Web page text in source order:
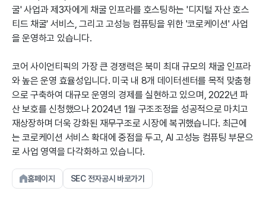
굴' 사업과 제3자에게 채굴 인프라를 호스팅하는 '디지털 자산 호스
티드 채굴' 서비스, 그리고 고성능 컴퓨팅을 위한 '코로케이션' 사업
을 운영하고 있습니다.
코어 사이언티픽의 가장 큰 경쟁력은 북미 최대 규모의 채굴 인프라
와 높은 운영 효율성입니다. 미국 내 8개 데이터센터를 목적 맞춤형
으로 구축하여 대규모 운영의 경제를 실현하고 있으며, 2022년 파
산 보호를 신청했으나 2024년 1월 구조조정을 성공적으로 마치고
재상장하며 더욱 강화된 재무구조로 시장에 복귀했습니다. 최근에
는 코로케이션 서비스 확대에 중점을 두고, AI 고성능 컴퓨팅 부문으
로 사업 영역을 다각화하고 있습니다.
홈페이지 SEC 전자공시 바로가기